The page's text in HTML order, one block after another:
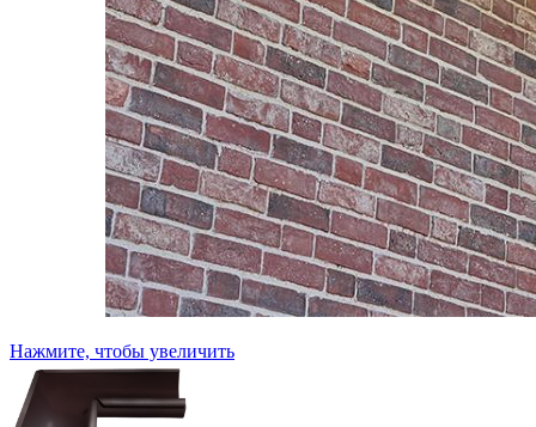
Нажмите, чтобы увеличить